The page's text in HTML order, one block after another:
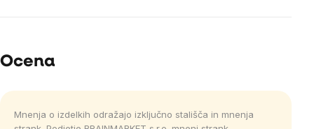
Ocena
Mnenja o izdelkih odražajo izključno stališča in mnenja